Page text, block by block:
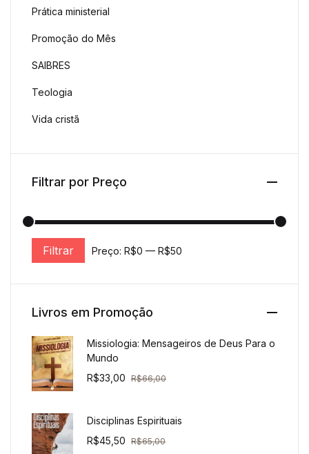
Prática ministerial
Promoção do Mês
SAIBRES
Teologia
Vida cristã
Filtrar por Preço
Preço mínimo
Preço máximo
Filtrar Preço: R$0 — R$50
Livros em Promoção
Missiologia: Mensageiros de Deus Para o
Mundo
R$33,00 R$66,00
Disciplinas Espirituais
R$45,50 R$65,00